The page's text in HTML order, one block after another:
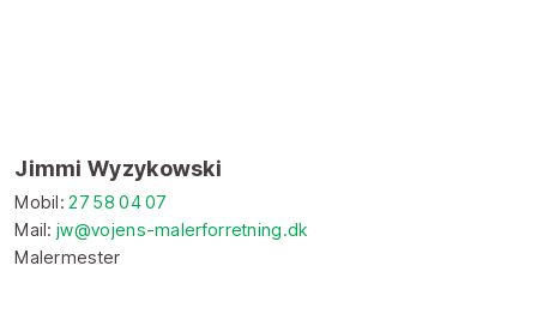
Jimmi Wyzykowski
Mobil:27 58 04 07
Mail:jw@vojens-malerforretning.dk
​Malermester​​